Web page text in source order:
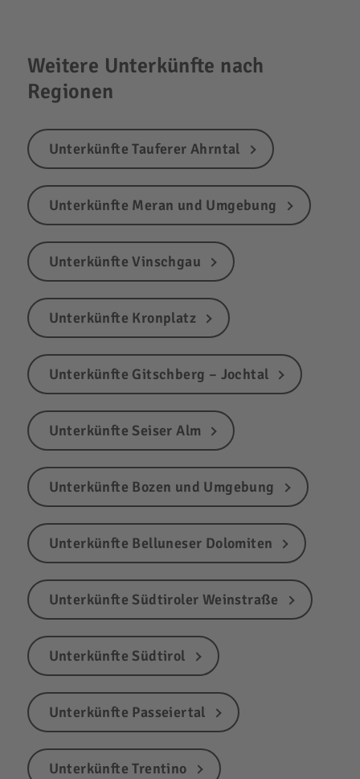
Weitere Unterkünfte nach
Regionen
Unterkünfte Tauferer Ahrntal
Unterkünfte Meran und Umgebung
Unterkünfte Vinschgau
Unterkünfte Kronplatz
Unterkünfte Gitschberg – Jochtal
Unterkünfte Seiser Alm
Unterkünfte Bozen und Umgebung
Unterkünfte Belluneser Dolomiten
Unterkünfte Südtiroler Weinstraße
Unterkünfte Südtirol
Unterkünfte Passeiertal
Unterkünfte Trentino